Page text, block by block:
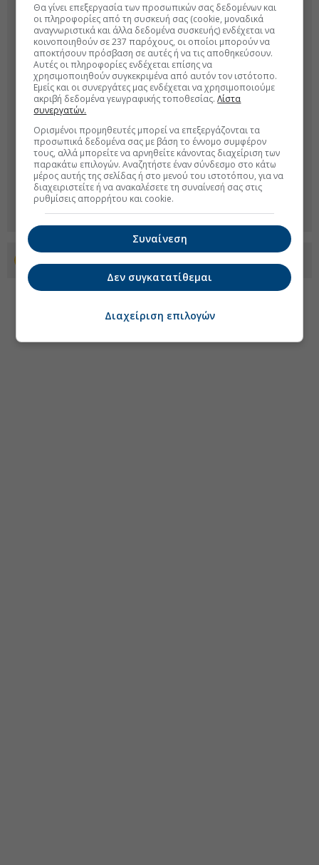
Θα γίνει επεξεργασία των προσωπικών σας δεδομένων και
οι πληροφορίες από τη συσκευή σας (cookie, μοναδικά
αναγνωριστικά και άλλα δεδομένα συσκευής) ενδέχεται να
κοινοποιηθούν σε 237 παρόχους, οι οποίοι μπορούν να
αποκτήσουν πρόσβαση σε αυτές ή να τις αποθηκεύσουν.
Αυτές οι πληροφορίες ενδέχεται επίσης να
χρησιμοποιηθούν συγκεκριμένα από αυτόν τον ιστότοπο.
Εμείς και οι συνεργάτες μας ενδέχεται να χρησιμοποιούμε
ακριβή δεδομένα γεωγραφικής τοποθεσίας.Λίστα
συνεργατών.
Ορισμένοι προμηθευτές μπορεί να επεξεργάζονται τα
προσωπικά δεδομένα σας με βάση το έννομο συμφέρον
τους, αλλά μπορείτε να αρνηθείτε κάνοντας διαχείριση των
παρακάτω επιλογών. Αναζητήστε έναν σύνδεσμο στο κάτω
μέρος αυτής της σελίδας ή στο μενού του ιστοτόπου, για να
διαχειριστείτε ή να ανακαλέσετε τη συναίνεσή σας στις
ρυθμίσεις απορρήτου και cookie.
Συναίνεση
Δεν συγκατατίθεμαι
Διαχείριση επιλογών